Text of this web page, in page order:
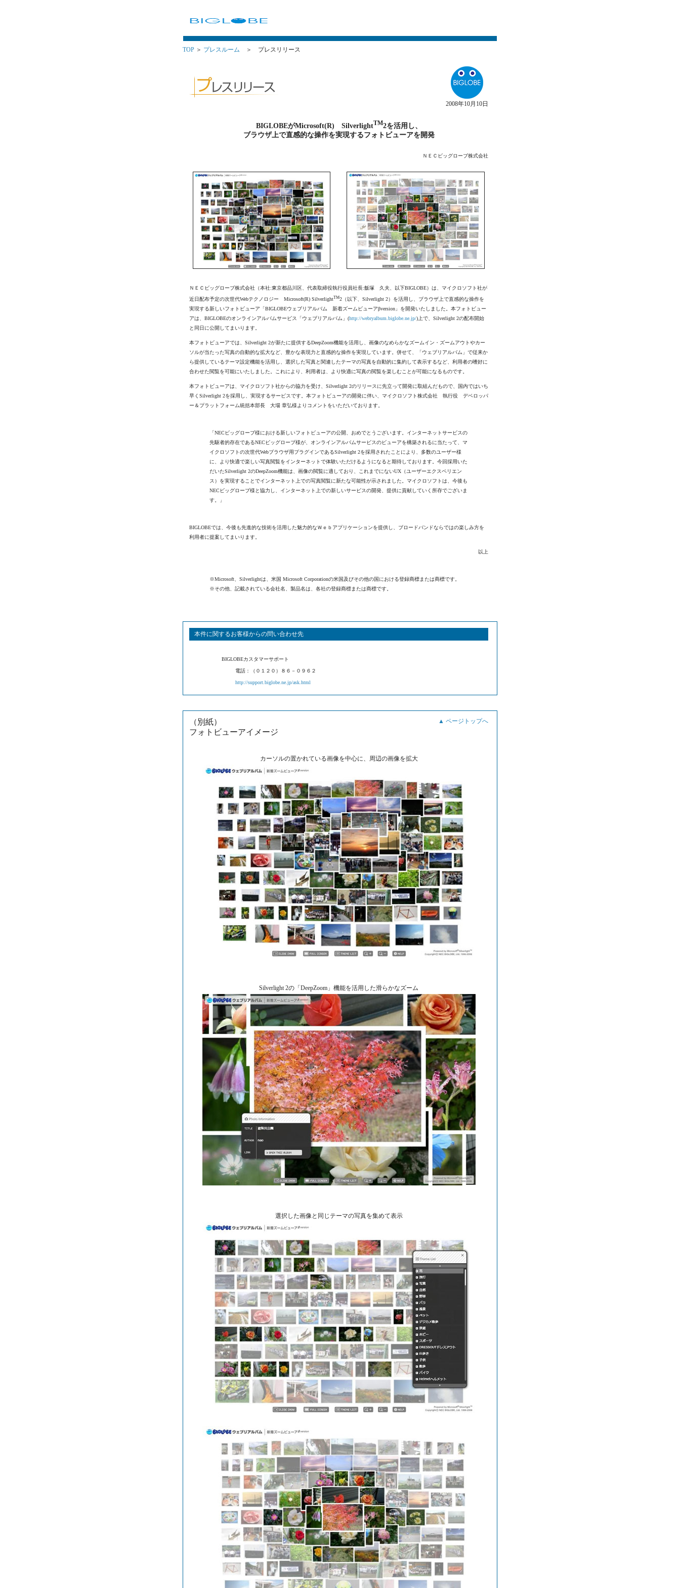
TOP ＞ プレスルーム ＞ プレスリリース
2008年10月10日
BIGLOBEがMicrosoft(R) SilverlightTM2を活用し、
ブラウザ上で直感的な操作を実現するフォトビューアを開発
ＮＥＣビッグローブ株式会社
ＮＥＣビッグローブ株式会社（本社:東京都品川区、代表取締役執行役員社長:飯塚 久夫、以下BIGLOBE）は、マイクロソフト社が
近日配布予定の次世代Webテクノロジー Microsoft(R) SilverlightTM2（以下、Silverlight 2）を活用し、ブラウザ上で直感的な操作を
実現する新しいフォトビューア「BIGLOBEウェブリアルバム 新着ズームビューアβversion」を開発いたしました。本フォトビュー
アは、BIGLOBEのオンラインアルバムサービス「ウェブリアルバム」(http://webryalbum.biglobe.ne.jp/)上で、Silverlight 2の配布開始
と同日に公開してまいります。
本フォトビューアでは、Silverlight 2が新たに提供するDeepZoom機能を活用し、画像のなめらかなズームイン・ズームアウトやカー
ソルが当たった写真の自動的な拡大など、豊かな表現力と直感的な操作を実現しています。併せて、「ウェブリアルバム」で従来か
ら提供しているテーマ設定機能を活用し、選択した写真と関連したテーマの写真を自動的に集約して表示するなど、利用者の嗜好に
合わせた閲覧を可能にいたしました。これにより、利用者は、より快適に写真の閲覧を楽しむことが可能になるものです。
本フォトビューアは、マイクロソフト社からの協力を受け、Silverlight 2のリリースに先立って開発に取組んだもので、国内ではいち
早くSilverlight 2を採用し、実現するサービスです。本フォトビューアの開発に伴い、マイクロソフト株式会社 執行役 デベロッパ
ー＆プラットフォーム統括本部長 大場 章弘様よりコメントをいただいております。
「NECビッグローブ様における新しいフォトビューアの公開、おめでとうございます。インターネットサービスの
先駆者的存在であるNECビッグローブ様が、オンラインアルバムサービスのビューアを構築されるに当たって、マ
イクロソフトの次世代Webブラウザ用プラグインであるSilverlight 2を採用されたことにより、多数のユーザー様
に、より快適で楽しい写真閲覧をインターネットで体験いただけるようになると期待しております。今回採用いた
だいたSilverlight 2のDeepZoom機能は、画像の閲覧に適しており、これまでにないUX（ユーザーエクスペリエン
ス）を実現することでインターネット上での写真閲覧に新たな可能性が示されました。マイクロソフトは、今後も
NECビッグローブ様と協力し、インターネット上での新しいサービスの開発、提供に貢献していく所存でございま
す。」
BIGLOBEでは、今後も先進的な技術を活用した魅力的なＷｅｂアプリケーションを提供し、ブロードバンドならではの楽しみ方を
利用者に提案してまいります。
以上
※Microsoft、Silverlightは、米国 Microsoft Corporationの米国及びその他の国における登録商標または商標です。
※その他、記載されている会社名、製品名は、各社の登録商標または商標です。
本件に関するお客様からの問い合わせ先
BIGLOBEカスタマーサポート
電話：（０１２０）８６－０９６２
http://support.biglobe.ne.jp/ask.html
（別紙）
フォトビューアイメージ
▲ ページトップへ
カーソルの置かれている画像を中心に、周辺の画像を拡大
Silverlight 2の「DeepZoom」機能を活用した滑らかなズーム
選択した画像と同じテーマの写真を集めて表示